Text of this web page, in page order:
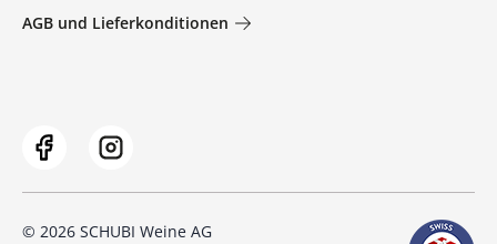
AGB und Lieferkonditionen
© 2026 SCHUBI Weine AG